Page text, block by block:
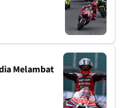
Melambat